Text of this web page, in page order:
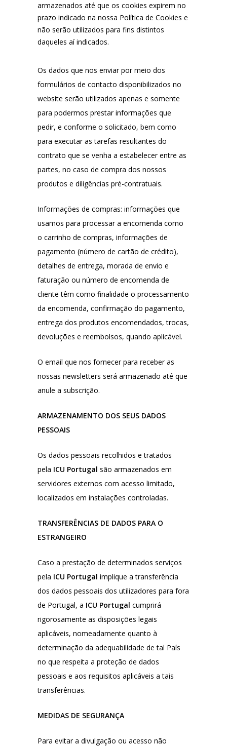
armazenados até que os cookies expirem no
prazo indicado na nossa Política de Cookies e
não serão utilizados para fins distintos
daqueles aí indicados.
Os dados que nos enviar por meio dos
formulários de contacto disponibilizados no
website serão utilizados apenas e somente
para podermos prestar informações que
pedir, e conforme o solicitado, bem como
para executar as tarefas resultantes do
contrato que se venha a estabelecer entre as
partes, no caso de compra dos nossos
produtos e diligências pré-contratuais.
Informações de compras: informações que
usamos para processar a encomenda como
o carrinho de compras, informações de
pagamento (número de cartão de crédito),
detalhes de entrega, morada de envio e
faturação ou número de encomenda de
cliente têm como finalidade o processamento
da encomenda, confirmação do pagamento,
entrega dos produtos encomendados, trocas,
devoluções e reembolsos, quando aplicável.
O email que nos fornecer para receber as
nossas newsletters será armazenado até que
anule a subscrição.
ARMAZENAMENTO DOS SEUS DADOS
PESSOAIS
Os dados pessoais recolhidos e tratados
pela ICU Portugal são armazenados em
servidores externos com acesso limitado,
localizados em instalações controladas.
TRANSFERÊNCIAS DE DADOS PARA O
ESTRANGEIRO
Caso a prestação de determinados serviços
pela ICU Portugal implique a transferência
dos dados pessoais dos utilizadores para fora
de Portugal, a ICU Portugal cumprirá
rigorosamente as disposições legais
aplicáveis, nomeadamente quanto à
determinação da adequabilidade de tal País
no que respeita a proteção de dados
pessoais e aos requisitos aplicáveis a tais
transferências.
MEDIDAS DE SEGURANÇA
Para evitar a divulgação ou acesso não